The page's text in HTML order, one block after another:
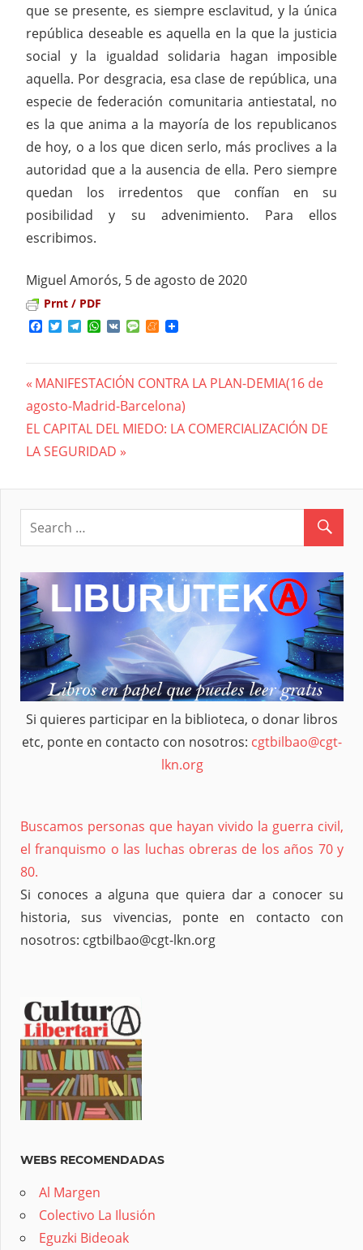
que se presente, es siempre esclavitud, y la única
república deseable es aquella en la que la justicia
social y la igualdad solidaria hagan imposible
aquella. Por desgracia, esa clase de república, una
especie de federación comunitaria antiestatal, no
es la que anima a la mayoría de los republicanos
de hoy, o a los que dicen serlo, más proclives a la
autoridad que a la ausencia de ella. Pero siempre
quedan los irredentos que confían en su
posibilidad y su advenimiento. Para ellos
escribimos.
Miguel Amorós, 5 de agosto de 2020
Prnt / PDF
Facebook
TwitterTelegram
WhatsApp
VK MessageMeneame
Navegación
de
Previous
Post:
MANIFESTACIÓN CONTRA LA PLAN-DEMIA(16 de
agosto-Madrid-Barcelona)
Next
Post:
EL CAPITAL DEL MIEDO: LA COMERCIALIZACIÓN DE
LA SEGURIDAD
Si quieres participar en la biblioteca, o donar libros
etc, ponte en contacto con nosotros: cgtbilbao@cgt-
lkn.org
Buscamos personas que hayan vivido la guerra civil,
el franquismo o las luchas obreras de los años 70 y
80.
Si conoces a alguna que quiera dar a conocer su
historia, sus vivencias, ponte en contacto con
nosotros: cgtbilbao@cgt-lkn.org
WEBS RECOMENDADAS
Al Margen
Colectivo La Ilusión
Eguzki Bideoak